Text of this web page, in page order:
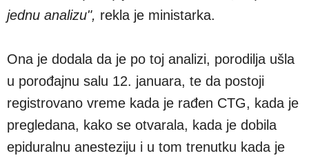
jednu analizu", rekla je ministarka.
Ona je dodala da je po toj analizi, porodilja ušla
u porođajnu salu 12. januara, te da postoji
registrovano vreme kada je rađen CTG, kada je
pregledana, kako se otvarala, kada je dobila
epiduralnu anesteziju i u tom trenutku kada je